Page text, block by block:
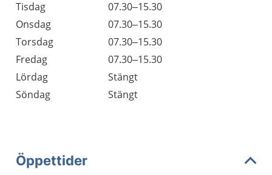
Tisdag
07.30–15.30
Onsdag
07.30–15.30
Torsdag
07.30–15.30
Fredag
07.30–15.30
Lördag
Stängt
Söndag
Stängt
Öppettider